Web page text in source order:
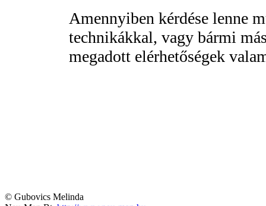
Amennyiben kérdése lenne
technikákkal, vagy bármi
megadott elérhetőségek
© Gubovics Melinda